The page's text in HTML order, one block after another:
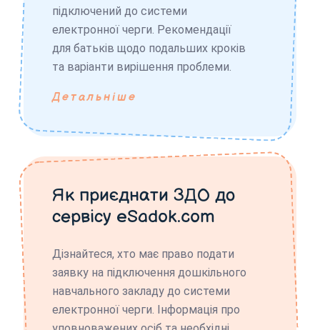
підключений до системи
електронної черги. Рекомендації
для батьків щодо подальших кроків
та варіанти вирішення проблеми.
Детальніше
Як приєднати ЗДО до
сервісу eSadok.com
Дізнайтеся, хто має право подати
заявку на підключення дошкільного
навчального закладу до системи
електронної черги. Інформація про